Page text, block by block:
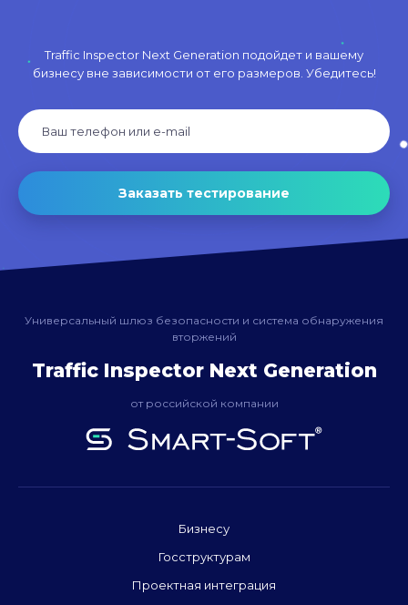
Traffic Inspector Next Generation подойдет и вашему
бизнесу вне зависимости от его размеров. Убедитесь!
Заказать тестирование
Универсальный шлюз безопасности и система обнаружения
вторжений
Traffic Inspector Next Generation
от российской компании
Бизнесу
Госструктурам
Проектная интеграция